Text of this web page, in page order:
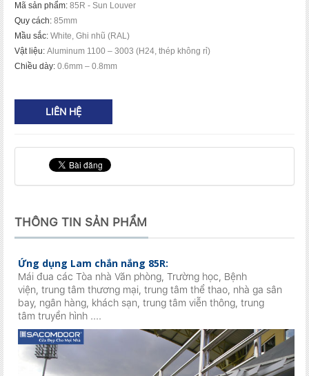
Mã sản phẩm: 85R - Sun Louver
Quy cách: 85mm
Mầu sắc: White, Ghi nhũ (RAL)
Vật liệu: Aluminum 1100 – 3003 (H24, thép không rỉ)
Chiều dày: 0.6mm – 0.8mm
LIÊN HỆ
THÔNG TIN SẢN PHẨM
Ứng dụng Lam chắn nắng 85R:
Mái đua các Tòa nhà Văn phòng, Trường học, Bệnh
viện, trung tâm thương mại, trung tâm thể thao, nhà ga sân
bay, ngân hàng, khách sạn, trung tâm viễn thông, trung
tâm truyền hình ....